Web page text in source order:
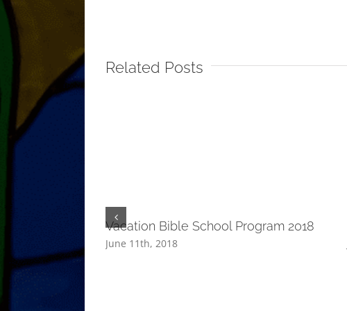
Related Posts
Vacation Bible School Program 2018
June 11th, 2018